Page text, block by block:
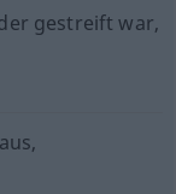
gestreift war,